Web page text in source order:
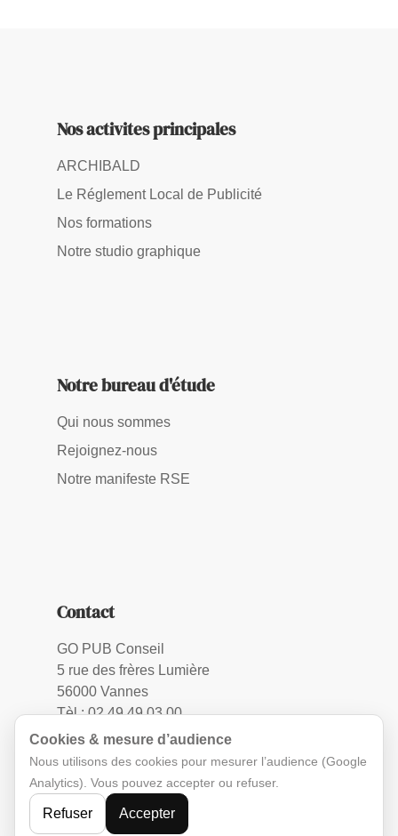
Cookies & mesure d’audience
Nous utilisons des cookies pour mesurer l’audience (Google
Analytics). Vous pouvez accepter ou refuser.
Refuser Accepter
Nos activites principales
ARCHIBALD
Le Réglement Local de Publicité
Nos formations
Notre studio graphique
Notre bureau d'étude
Qui nous sommes
Rejoignez-nous
Notre manifeste RSE
Contact
GO PUB Conseil
5 rue des frères Lumière
56000 Vannes
Tèl.: 02 49 49 03 00
Mentions légales